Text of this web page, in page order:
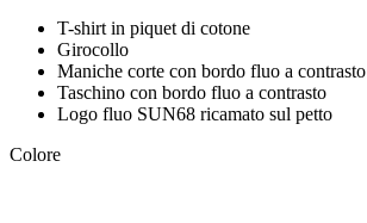
T-shirt in piquet di cotone
Girocollo
Maniche corte con bordo fluo a contrasto
Taschino con bordo fluo a contrasto
Logo fluo SUN68 ricamato sul petto
Colore